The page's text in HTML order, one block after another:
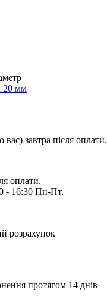
20 мм
вас) завтра після оплати.
оплати.
- 16:30 Пн-Пт.
розрахунок
протягом 14 днів